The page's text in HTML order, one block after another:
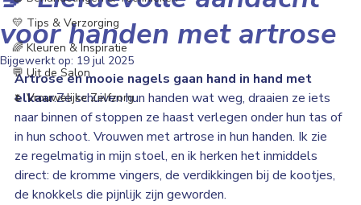
💛 Tips & Verzorging
🌈 Kleuren & Inspiratie
💬 Uit de Salon
🌷 Vrouwelijke Zelfzorg
voor handen met artrose
Bijgewerkt op: 19 jul 2025
Artrose en mooie nagels gaan hand in hand met
elkaar.Ze schuiven hun handen wat weg, draaien ze iets
naar binnen of stoppen ze haast verlegen onder hun tas of
in hun schoot. Vrouwen met artrose in hun handen. Ik zie
ze regelmatig in mijn stoel, en ik herken het inmiddels
direct: de kromme vingers, de verdikkingen bij de kootjes,
de knokkels die pijnlijk zijn geworden.